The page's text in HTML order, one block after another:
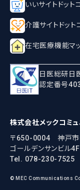
いいサイトドット
介護サイトドット
在宅医療機能マ
日医総研日
認定番号
株式会社メックコミ
〒650-0004 神戸
ゴールデンサンビル4F
Tel. 078-230-7525
© MEC Communications